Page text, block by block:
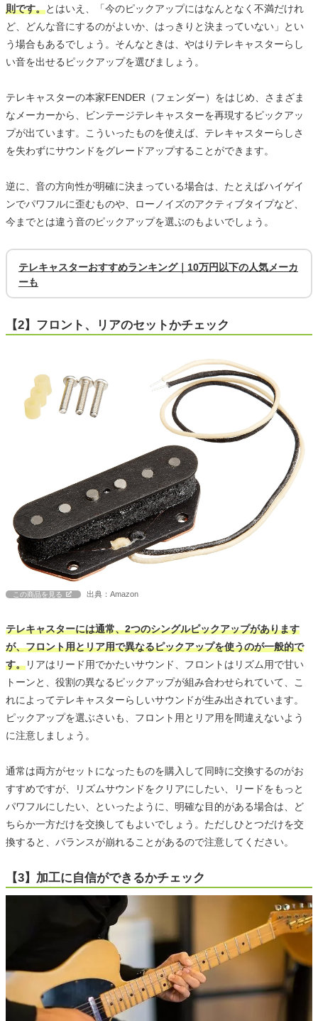
則です。とはいえ、「今のピックアップにはなんとなく不満だけれ
ど、どんな音にするのがよいか、はっきりと決まっていない」とい
う場合もあるでしょう。そんなときは、やはりテレキャスターらし
い音を出せるピックアップを選びましょう。
テレキャスターの本家FENDER（フェンダー）をはじめ、さまざま
なメーカーから、ビンテージテレキャスターを再現するピックアッ
プが出ています。こういったものを使えば、テレキャスターらしさ
を失わずにサウンドをグレードアップすることができます。
逆に、音の方向性が明確に決まっている場合は、たとえばハイゲイ
ンでパワフルに歪むものや、ローノイズのアクティブタイプなど、
今までとは違う音のピックアップを選ぶのもよいでしょう。
テレキャスターおすすめランキング｜10万円以下の人気メーカ
ーも
【2】フロント、リアのセットかチェック
この商品を見る 出典：Amazon
テレキャスターには通常、2つのシングルピックアップがあります
が、フロント用とリア用で異なるピックアップを使うのが一般的で
す。リアはリード用でかたいサウンド、フロントはリズム用で甘い
トーンと、役割の異なるピックアップが組み合わせられていて、こ
れによってテレキャスターらしいサウンドが生み出されています。
ピックアップを選ぶさいも、フロント用とリア用を間違えないよう
に注意しましょう。
通常は両方がセットになったものを購入して同時に交換するのがお
すすめですが、リズムサウンドをクリアにしたい、リードをもっと
パワフルにしたい、といったように、明確な目的がある場合は、ど
ちらか一方だけを交換してもよいでしょう。ただしひとつだけを交
換すると、バランスが崩れることがあるので注意してください。
【3】加工に自信ができるかチェック